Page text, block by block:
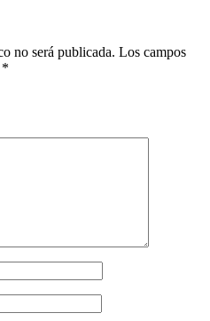
no será publicada. Los campos
*